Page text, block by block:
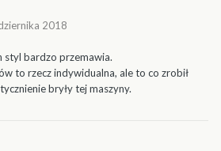
2018
styl bardzo przemawia.
to rzecz indywidualna, ale to co zrobił
bryły tej maszyny.